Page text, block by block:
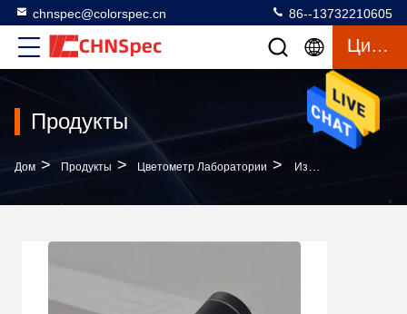
chnspec@colorspec.cn 86--13732210605
Цитата
Продукты
Дом > Продукты > Цветометр Лаборатории > Измеритель Цвета Мобильного Телефона Pro